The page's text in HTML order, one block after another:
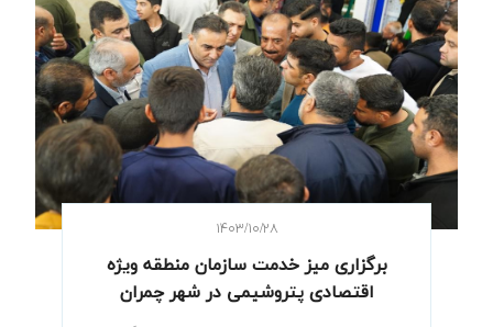
۱۴۰۳/۱۰/۲۸
برگزاری میز خدمت سازمان منطقه ویژه
اقتصادی پتروشیمی در شهر چمران